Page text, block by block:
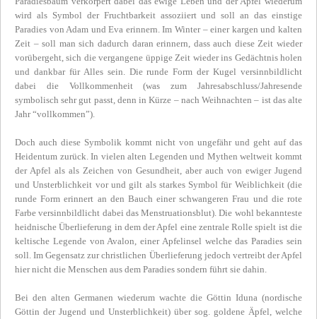
wird als Symbol der Fruchtbarkeit assoziiert und soll an das einstige
Paradies von Adam und Eva erinnern. Im Winter – einer kargen und kalten
Zeit – soll man sich dadurch daran erinnern, dass auch diese Zeit wieder
vorübergeht, sich die vergangene üppige Zeit wieder ins Gedächtnis holen
und dankbar für Alles sein. Die runde Form der Kugel versinnbildlicht
dabei die Vollkommenheit (was zum Jahresabschluss/Jahresende
symbolisch sehr gut passt, denn in Kürze – nach Weihnachten – ist das alte
Jahr “vollkommen”).
Doch auch diese Symbolik kommt nicht von ungefähr und geht auf das
Heidentum zurück. In vielen alten Legenden und Mythen weltweit kommt
der Apfel als als Zeichen von Gesundheit, aber auch von ewiger Jugend
und Unsterblichkeit vor und gilt als starkes Symbol für Weiblichkeit (die
runde Form erinnert an den Bauch einer schwangeren Frau und die rote
Farbe versinnbildlicht dabei das Menstruationsblut). Die wohl bekannteste
heidnische Überlieferung in dem der Apfel eine zentrale Rolle spielt ist die
keltische Legende von Avalon, einer Apfelinsel welche das Paradies sein
soll. Im Gegensatz zur christlichen Überlieferung jedoch vertreibt der Apfel
hier nicht die Menschen aus dem Paradies sondern führt sie dahin.
Bei den alten Germanen wiederum wachte die Göttin Iduna (nordische
Göttin der Jugend und Unsterblichkeit) über sog. goldene Äpfel, welche